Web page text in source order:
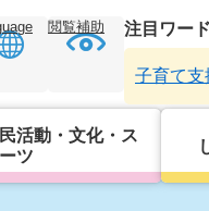
閲覧補助 注目ワー
子育て支
活動・文化・ス
ツ